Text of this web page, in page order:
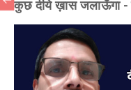
कुछ दीये ख़ास जलाऊँगा -